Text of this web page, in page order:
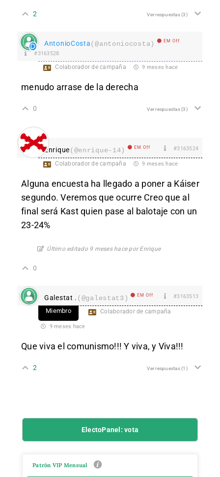
2 Ver respuestas(3)
AntonioCosta(@antoniocosta) EM Off
#3163528
Colaborador de campaña 9 meses hace
menudo arrase de la derecha
0 Ver respuestas(3)
Enrique(@enrique-14) EM Off #3163524
Colaborador de campaña 9 meses hace
Alguna encuesta ha llegado a poner a Káiser
segundo. Veremos que ocurre Creo que al
final será Kast quien pase al balotaje con un
23-24%
Último editado 9 meses hace por Enrique
0
Galestat . (@galestat3) EM Off #3163513
Miembro Colaborador de campaña
9 meses hace
Que viva el comunismo!!! Y viva, y Viva!!!
2 Ver respuestas(1)
ElectoPanel: vota
Patrón VIP Mensual